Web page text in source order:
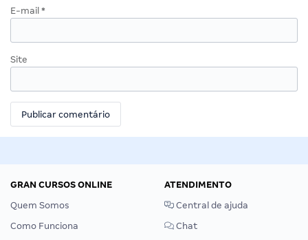
E-mail *
Site
GRAN CURSOS ONLINE
Quem Somos
Como Funciona
ATENDIMENTO
Central de ajuda
Chat